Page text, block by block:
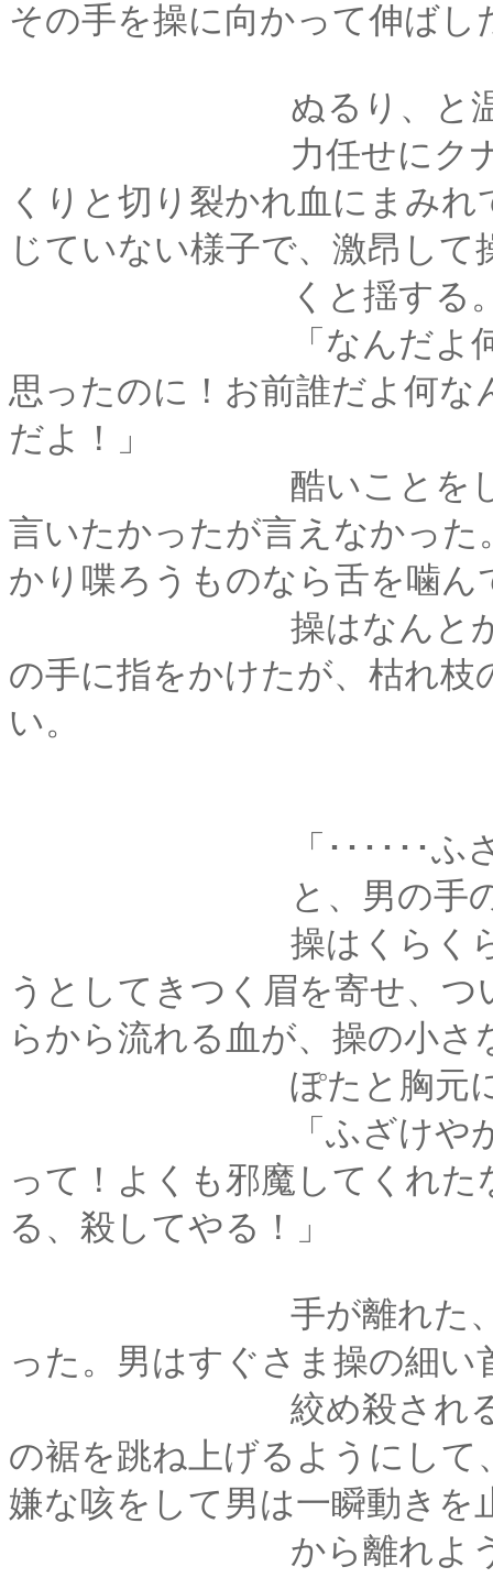
その手を操に向かって伸ばし
ぬるり、と温かく気
力任せにクナイを握
くりと切り裂かれ血にまみ
じていない様子で、激昂して
くと揺する
「なんだよ何なんだ
思ったのに！お前誰だよ何
だよ！」
酷いことをしてい
言いたかったが言えなかっ
かり喋ろうものなら舌を噛ん
操はなんとかして顔
の手に指をかけたが、枯れ
い。
「･･････ふざけ
と、男の手の動き
操はくらくらする頭
うとしてきつく眉を寄せ、
らから流れる血が、操の小さ
ぽたと胸元に赤い
「ふざけやがって、
って！よくも邪魔してくれ
る、殺してやる！」
手が離れた、と思っ
った。男はすぐさま操の細
絞め殺されるのはま
の裾を跳ね上げるようにし
嫌な咳をして男は一瞬動きを
から離れようとは